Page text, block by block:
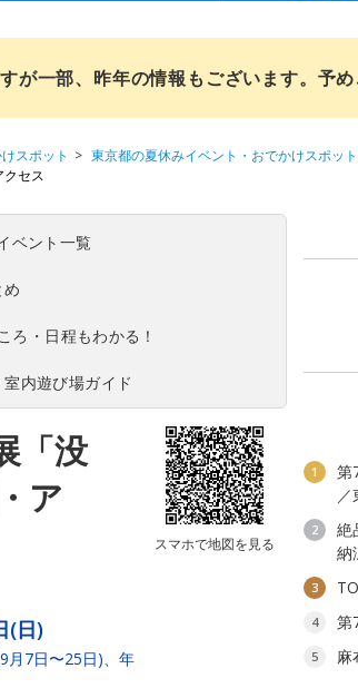
が一部、昨年の情報もございます。予め
スポット 東京都の夏休みイベント・おでかけスポット
クセス
ベント一覧
ろ・日程もわかる！
内遊び場ガイド
「没
ア
スマホで地図を見る
(日)
月7日〜25日)、年
1
第
／
2
絶
納
3
4 第
5
麻